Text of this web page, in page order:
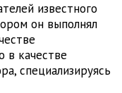
известного
он выполнял
в качестве
специализируясь